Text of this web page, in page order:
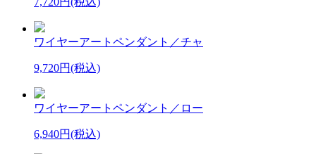
ワイヤーアートペンダント／チャ
9,720円(税込)
ワイヤーアートペンダント／ロー
6,940円(税込)